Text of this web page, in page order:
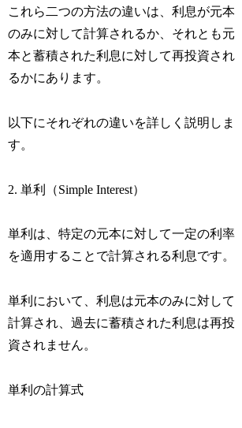
これら二つの方法の違いは、利息が元本
のみに対して計算されるか、それとも元
本と蓄積された利息に対して再投資され
るかにあります。
以下にそれぞれの違いを詳しく説明しま
す。
2. 単利（Simple Interest）
単利は、特定の元本に対して一定の利率
を適用することで計算される利息です。
単利において、利息は元本のみに対して
計算され、過去に蓄積された利息は再投
資されません。
単利の計算式